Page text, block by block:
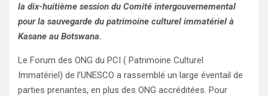
la dix-huitième session du Comité intergouvernemental
pour la sauvegarde du patrimoine culturel immatériel à
Kasane au Botswana.
Le Forum des ONG du PCI ( Patrimoine Culturel
Immatériel) de l’UNESCO a rassemblé un large éventail de
parties prenantes, en plus des ONG accréditées. Pour